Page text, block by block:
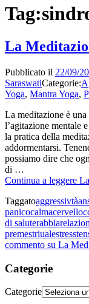
Tag:
La
Pubblicato il 22/09/
SaraswatiCategorie:
Yoga, Mantra Yoga,
La meditazione è una
l’agitazione mentale
la pratica della
addormentarsi.
possiamo dire che
di …
Continua a leggere
Taggatoaggressivtà
panicocalmacervello
di saluterabbia
premestriualestress
commento su La
Categorie
Categorie